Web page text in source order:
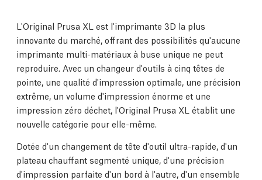
L'Original Prusa XL est l'imprimante 3D la plus
innovante du marché, offrant des possibilités qu'aucune
imprimante multi-matériaux à buse unique ne peut
reproduire. Avec un changeur d'outils à cinq têtes de
pointe, une qualité d'impression optimale, une précision
extrême, un volume d'impression énorme et une
impression zéro déchet, l'Original Prusa XL établit une
nouvelle catégorie pour elle-même.
Dotée d'un changement de tête d'outil ultra-rapide, d'un
plateau chauffant segmenté unique, d'une précision
d'impression parfaite d'un bord à l'autre, d'un ensemble